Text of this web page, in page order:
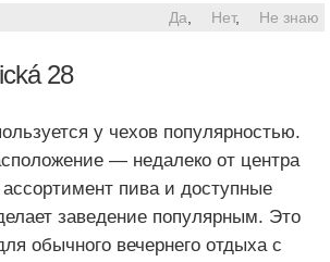
Да Нет, Не знаю
28
у чехов популярностью.
— недалеко от центра
пива и доступные
заведение популярным. Это
обычного вечернего отдыха с